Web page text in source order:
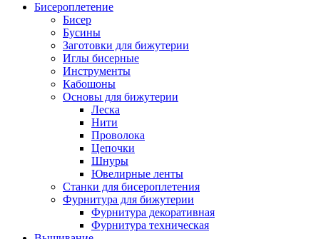
Бисероплетение
Бисер
Бусины
Заготовки для бижутерии
Иглы бисерные
Инструменты
Кабошоны
Основы для бижутерии
Леска
Нити
Проволока
Цепочки
Шнуры
Ювелирные ленты
Станки для бисероплетения
Фурнитура для бижутерии
Фурнитура декоративная
Фурнитура техническая